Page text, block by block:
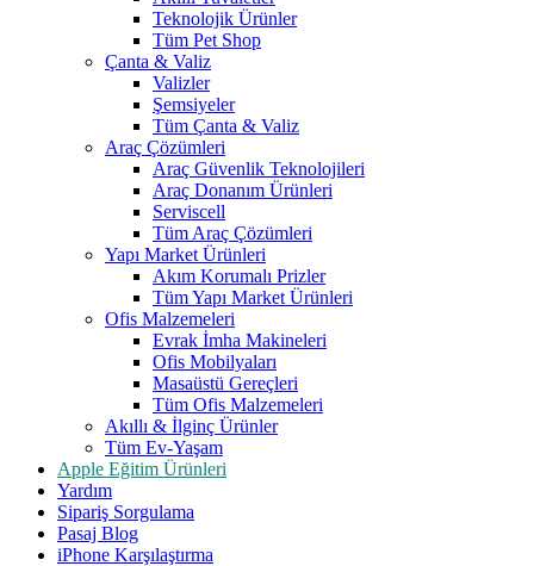
Teknolojik Ürünler
Tüm Pet Shop
Çanta & Valiz
Valizler
Şemsiyeler
Tüm Çanta & Valiz
Araç Çözümleri
Araç Güvenlik Teknolojileri
Araç Donanım Ürünleri
Serviscell
Tüm Araç Çözümleri
Yapı Market Ürünleri
Akım Korumalı Prizler
Tüm Yapı Market Ürünleri
Ofis Malzemeleri
Evrak İmha Makineleri
Ofis Mobilyaları
Masaüstü Gereçleri
Tüm Ofis Malzemeleri
Akıllı & İlginç Ürünler
Tüm Ev-Yaşam
Apple Eğitim Ürünleri
Yardım
Sipariş Sorgulama
Pasaj Blog
iPhone Karşılaştırma